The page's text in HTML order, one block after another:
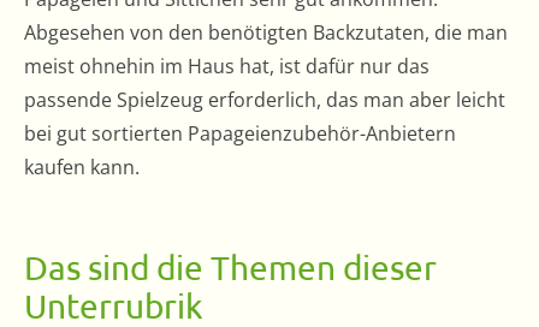
Abgesehen von den benötigten Backzutaten, die man
meist ohnehin im Haus hat, ist dafür nur das
passende Spielzeug erforderlich, das man aber leicht
bei gut sortierten Papageienzubehör-Anbietern
kaufen kann.
Das sind die Themen dieser
Unterrubrik